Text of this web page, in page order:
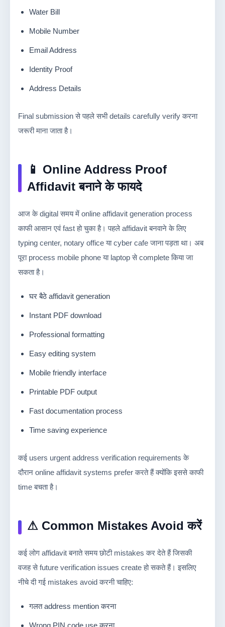
Water Bill
Mobile Number
Email Address
Identity Proof
Address Details
Final submission से पहले सभी details carefully verify करना
जरूरी माना जाता है।
📱 Online Address Proof
Affidavit बनाने के फायदे
आज के digital समय में online affidavit generation process
काफी आसान एवं fast हो चुका है। पहले affidavit बनवाने के लिए
typing center, notary office या cyber cafe जाना पड़ता था। अब
पूरा process mobile phone या laptop से complete किया जा
सकता है।
घर बैठे affidavit generation
Instant PDF download
Professional formatting
Easy editing system
Mobile friendly interface
Printable PDF output
Fast documentation process
Time saving experience
कई users urgent address verification requirements के
दौरान online affidavit systems prefer करते हैं क्योंकि इससे काफी
time बचता है।
⚠ Common Mistakes Avoid करें
कई लोग affidavit बनाते समय छोटी mistakes कर देते हैं जिसकी
वजह से future verification issues create हो सकते हैं। इसलिए
नीचे दी गई mistakes avoid करनी चाहिए:
गलत address mention करना
Wrong PIN code use करना